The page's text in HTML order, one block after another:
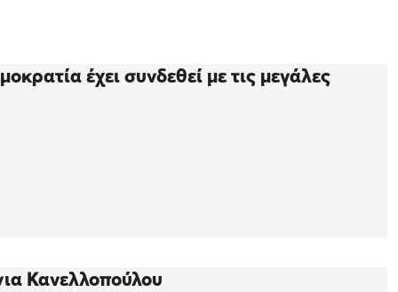
έχει συνδεθεί με τις μεγάλες
Κανελλοπούλου